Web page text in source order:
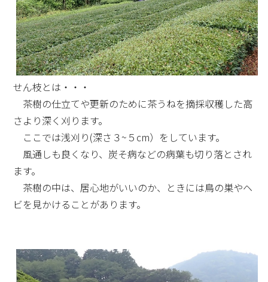
せん枝とは・・・
茶樹の仕立てや更新のために茶うねを摘採収穫した高
さより深く刈ります。
ここでは浅刈り(深さ３~５cm）をしています。
風通しも良くなり、炭そ病などの病葉も切り落とされ
ます。
茶樹の中は、居心地がいいのか、ときには鳥の巣やヘ
ビを見かけることがあります。